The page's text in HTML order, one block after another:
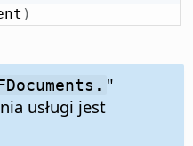
)
"
usługi jest